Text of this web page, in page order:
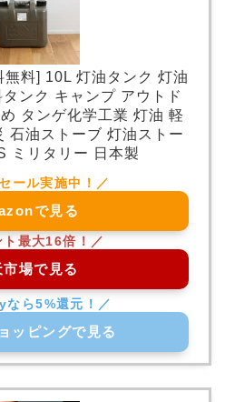
無料] 10L 灯油タンク 灯油
ンク キャンプ アウトド
タンゲ化学工業 灯油 軽
石油ストーブ 灯油ストー
ミリタリー 日本製
で見る
市場で見る
ッピングで見る